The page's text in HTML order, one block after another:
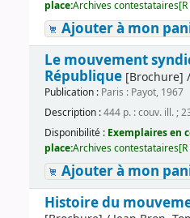
place:Archives contestataires[R
Ajouter à mon
Le mouvement
République[Brochure]
Publication : Paris : Payot, 1967
Description :444 p. : couv. ill. ;
Disponibilité : Exemplaires en
place:Archives contestataires[R
Ajouter à mon
Histoire du